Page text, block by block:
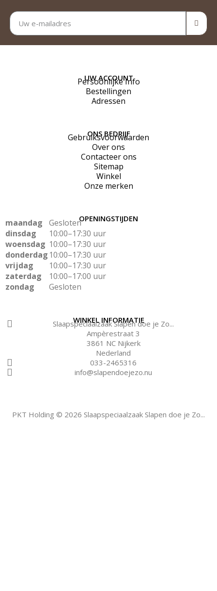
UW ACCOUNT
Persoonlijke Info
Bestellingen
Adressen
ONS BEDRIJF
Gebruiksvoorwaarden
Over ons
Contacteer ons
Sitemap
Winkel
Onze merken
OPENINGSTIJDEN
maandag
Gesloten
dinsdag
10:00–17:30 uur
woensdag 10:00–17:30 uur
donderdag 10:00–17:30 uur
vrijdag
10:00–17:30 uur
zaterdag
10:00–17:00 uur
zondag
Gesloten
WINKEL INFORMATIE
Slaapspeciaalzaak Slapen doe je Zo...
Ampèrestraat 3
3861 NC Nijkerk
Nederland
033-2465316
info@slapendoejezo.nu
PKT Holding © 2026 Slaapspeciaalzaak Slapen doe je Zo...